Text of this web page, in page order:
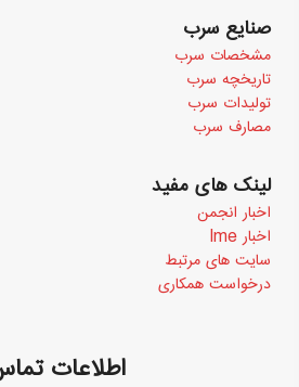
صنایع سرب
مشخصات سرب
تاریخچه سرب
تولیدات سرب
مصارف سرب
لینک های مفید
اخبار انجمن
اخبار Ime
سایت های مرتبط
درخواست همکاری
اطلاعات